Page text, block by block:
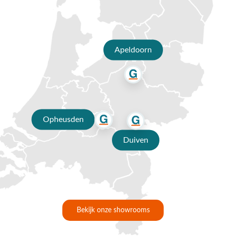
juiste onderhoudsmiddelen kun je de bruine kleur gemakkelijk
herstellen. De teakhouten latten liggen in een aluminium
frame. Aluminium is bekend om zijn weerbestendigheid,
onderhoudsvriendelijkheid en roestbestendigheid, waardoor
het een ideale keuze is voor buitentafels. Aluminium is
bekend om zijn weerbestendigheid,
onderhoudsvriendelijkheid en roestbestendigheid, wat het tot
een ideale keuze voor buitentafels maakt. Dankzij deze
eigenschappen kan de General tuintafel het hele jaar door
zonder zorgen buiten blijven staan. Met deze tafel ben je
verzekerd van duurzaamheid, stijl en comfort voor al je
buitenactiviteiten.
Vragen of hulp nodig?
Heb je nog vragen over de General tuintafel? Bel ons dan op
0488-441220
, stuur een e-mail naar info@vdgarde.nl
gebruik van de chatfunctie. Uiteraard ben je ook van harte
welkom in onze showroom in Opheusden, Duiven of
Apeldoorn. Onze specialisten voorzien je graag van een
Apeldoorn
Opheusden
Duiven
Bekijk onze showrooms